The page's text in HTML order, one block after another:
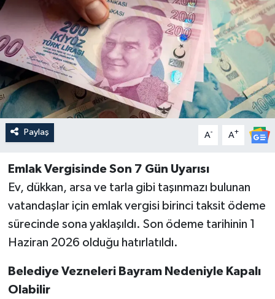
Paylaş A- A+
Emlak Vergisinde Son 7 Gün Uyarısı
Ev, dükkan, arsa ve tarla gibi taşınmazı bulunan
vatandaşlar için emlak vergisi birinci taksit ödeme
sürecinde sona yaklaşıldı. Son ödeme tarihinin 1
Haziran 2026 olduğu hatırlatıldı.
Belediye Vezneleri Bayram Nedeniyle Kapalı
Olabilir